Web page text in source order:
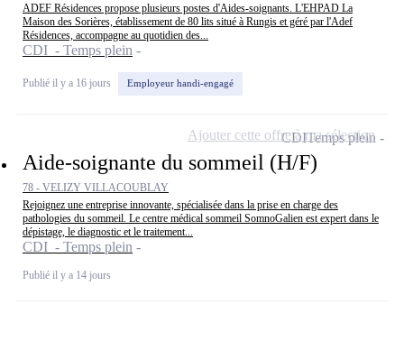
ADEF Résidences propose plusieurs postes d'Aides-soignants. L'EHPAD La
Maison des Sorières, établissement de 80 lits situé à Rungis et géré par l'Adef
Résidences, accompagne au quotidien des...
CDI - Temps plein
Publié il y a 16 jours Employeur handi-engagé
Aide-soignante du sommeil (H/F)
78 - VELIZY VILLACOUBLAY
Rejoignez une entreprise innovante, spécialisée dans la prise en charge des
pathologies du sommeil. Le centre médical sommeil SomnoGalien est expert dans le
dépistage, le diagnostic et le traitement...
CDI - Temps plein
Publié il y a 14 jours
CDITemps plein
Ajouter cette offre à ma sélection